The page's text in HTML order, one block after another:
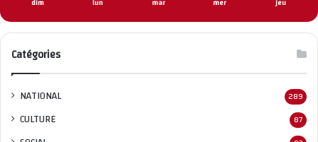
dim lun mar mer jeu
Catégories
NATIONAL 289
CULTURE 87